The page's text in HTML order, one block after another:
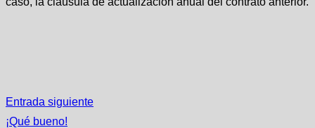
Entrada siguiente
¡Qué bueno!